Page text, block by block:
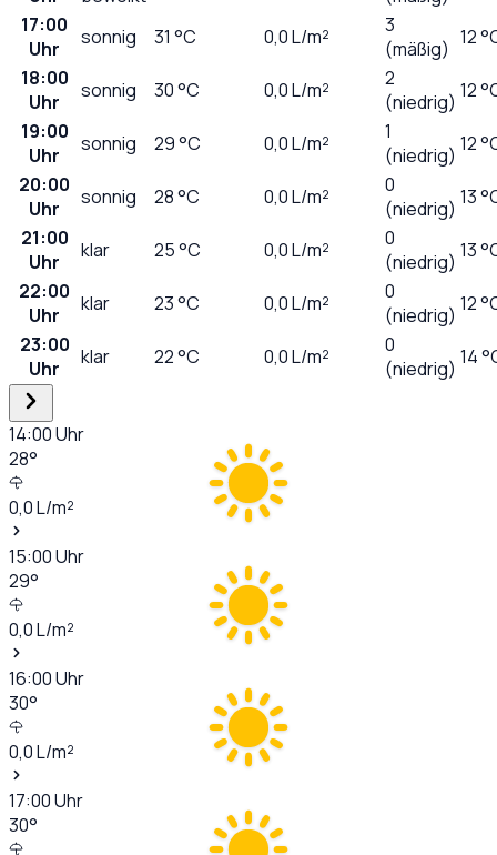
17:00
Uhr
sonnig 31 °C 0,0L/m²
3
(mäßig) 12
18:00
Uhr
sonnig 30°C 0,0L/m²
2
(niedrig) 12
19:00
Uhr
sonnig 29°C 0,0L/m²
1
(niedrig) 12
20:00
Uhr
sonnig 28°C 0,0L/m²
0
(niedrig) 13
21:00
Uhr
klar 25°C 0,0L/m²
0
(niedrig) 13
22:00
Uhr
klar 23°C 0,0L/m²
0
(niedrig) 12
23:00
Uhr
klar 22°C 0,0L/m²
0
(niedrig) 14
14:00Uhr
28°
0,0L/m²
15:00Uhr
29°
0,0L/m²
16:00Uhr
30°
0,0L/m²
17:00Uhr
30°